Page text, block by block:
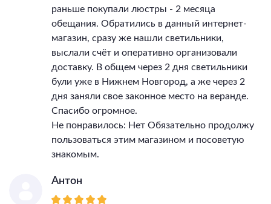
раньше покупали люстры - 2 месяца
обещания. Обратились в данный интернет-
магазин, сразу же нашли светильники,
выслали счёт и оперативно организовали
доставку. В общем через 2 дня светильники
були уже в Нижнем Новгород, а же через 2
дня заняли свое законное место на веранде.
Спасибо огромное.
Не понравилось: Нет Обязательно продолжу
пользоваться этим магазином и посоветую
знакомым.
Антон